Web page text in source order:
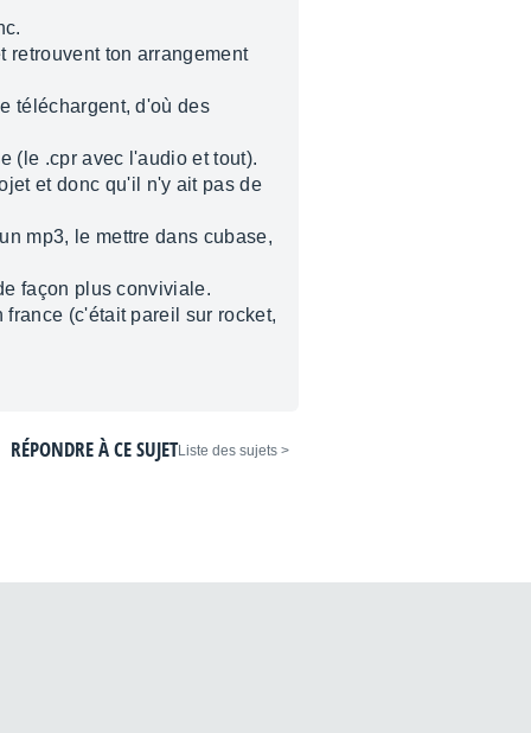
retrouvent ton arrangement
téléchargent, d'où des
(le .cpr avec l'audio et tout).
et donc qu'il n'y ait pas de
mp3, le mettre dans cubase,
façon plus conviviale.
(c'était pareil sur rocket,
< Liste des sujets
RÉPONDRE À CE SUJET